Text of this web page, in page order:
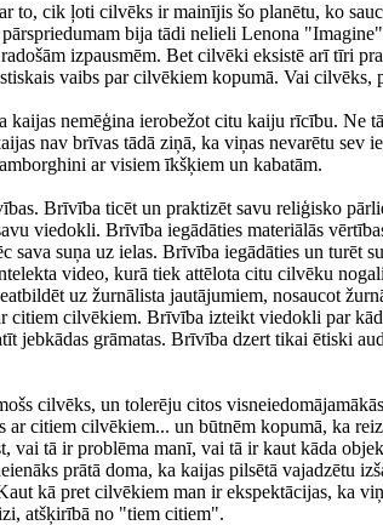
to, cik ļoti cilvēks ir mainījis šo planētu, ko
bija tādi nelieli Lenona
izpausmēm. Bet cilvēki eksistē arī tīri
vaibs par cilvēkiem kopumā. Vai
nemēģina ierobežot citu kaiju rīcību. Ne
nav brīvas tādā ziņā, ka viņas nevarētu
ar visiem īkšķiem un kabatām.
Brīvība ticēt un praktizēt savu reliģisko
viedokli. Brīvība iegādāties materiālās
sava suņa uz ielas. Brīvība iegādāties un
video, kurā tiek attēlota citu cilvēku
uz žurnālista jautājumiem, nosaucot
citiem cilvēkiem. Brīvība izteikt viedokli par
jebkādas grāmatas. Brīvība dzert tikai ētiski
cilvēks, un tolerēju citos
ar citiem cilvēkiem... un būtnēm kopumā, ka
vai tā ir problēma manī, vai tā ir kaut kāda
prātā doma, ka kaijas pilsētā vajadzētu
kā pret cilvēkiem man ir ekspektācijas, ka
atšķirībā no "tiem citiem".